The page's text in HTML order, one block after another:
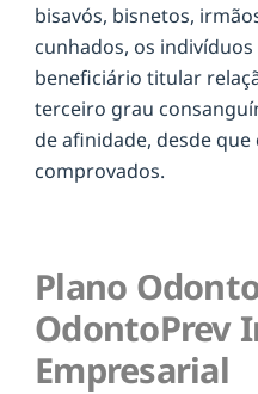
bisavós, bisnetos,
cunhados, os
beneficiário titular
terceiro grau
de afinidade, desde
comprovados.
Plano
OdontoPrev
Empresarial